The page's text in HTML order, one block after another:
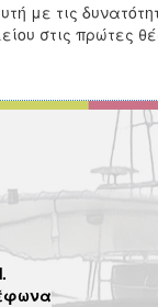
με τις
στις πρώτες